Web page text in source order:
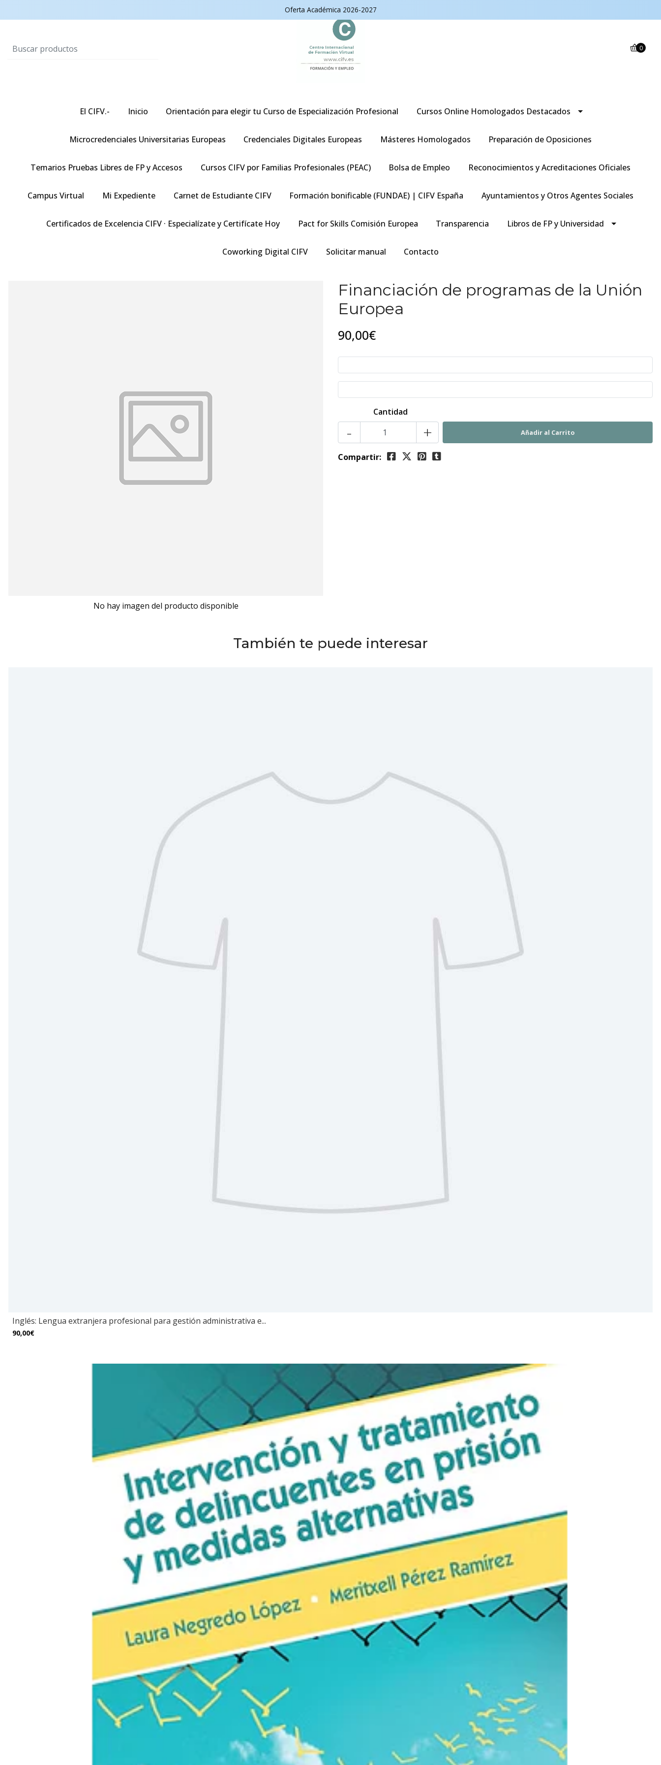
Oferta Académica 2026-2027
0
El CIFV.- Inicio Orientación para elegir tu Curso de Especialización Profesional Cursos Online Homologados Destacados
Microcredenciales Universitarias Europeas Credenciales Digitales Europeas Másteres Homologados Preparación de Oposiciones
Temarios Pruebas Libres de FP y Accesos Cursos CIFV por Familias Profesionales (PEAC) Bolsa de Empleo Reconocimientos y Acreditaciones Oficiales
Campus Virtual Mi Expediente Carnet de Estudiante CIFV Formación bonificable (FUNDAE) | CIFV España Ayuntamientos y Otros Agentes Sociales
Certificados de Excelencia CIFV · Especialízate y Certifícate Hoy Pact for Skills Comisión Europea Transparencia Libros de FP y Universidad
Coworking Digital CIFV Solicitar manual Contacto
No hay imagen del producto disponible
Financiación de programas de la Unión
Europea
90,00€
Cantidad
- +
Compartir:
También te puede interesar
Inglés: Lengua extranjera profesional para gestión administrativa e...
90,00€